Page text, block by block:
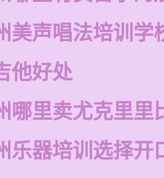
美声唱法培训学
他好处
哪里卖尤克里里
乐器培训选择开